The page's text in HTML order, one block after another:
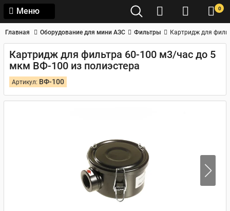
Меню 0
Главная Оборудование для мини АЗС Фильтры Картридж для
Картридж для фильтра 60-100 м3/час до 5
мкм ВФ-100 из полиэстера
Артикул: ВФ-100